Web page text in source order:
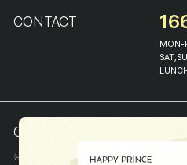
CONTACT
MON-
COMPANY INFO
상호 (주)해피프린스